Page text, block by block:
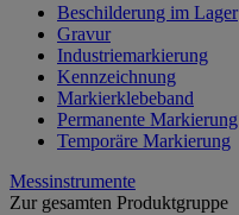
Beschilderung im Lager
Gravur
Industriemarkierung
Kennzeichnung
Markierklebeband
Permanente Markierung
Temporäre Markierung
Messinstrumente
Zur gesamten Produktgruppe